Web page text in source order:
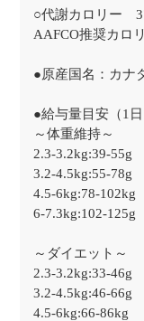
○代謝カロリー
AAFCO推奨カロ
●原産国名：カナ
●給与量目安（1日
～体重維持～
2.3-3.2kg:39-55g
3.2-4.5kg:55-78g
4.5-6kg:78-102kg
6-7.3kg:102-125g
～ダイエット～
2.3-3.2kg:33-46g
3.2-4.5kg:46-66g
4.5-6kg:66-86kg